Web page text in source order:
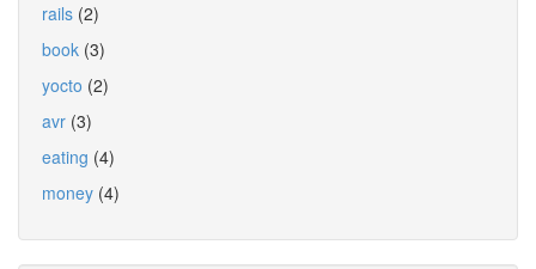
rails (2)
book (3)
yocto (2)
avr (3)
eating (4)
money (4)